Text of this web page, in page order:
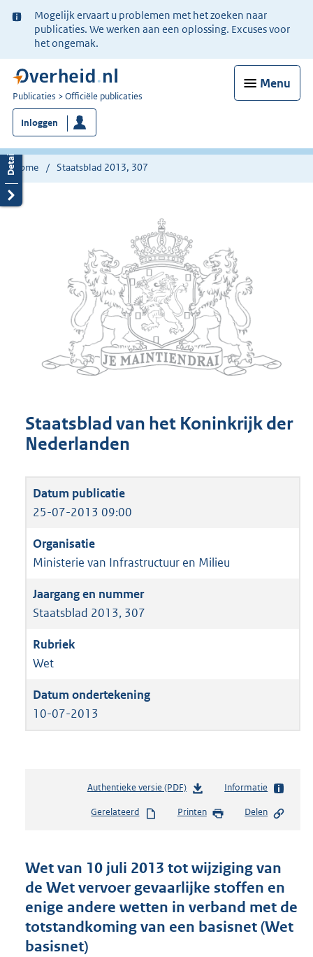
Ter
informatie:
Mogelijk ervaart u problemen met het zoeken naar
publicaties. We werken aan een oplossing. Excuses voor
het ongemak.
Menu
U
bent
nu
hier:
Publicaties Officiële publicaties
Inloggen
Home Staatsblad 2013, 307
Staatsblad van het Koninkrijk der
Nederlanden
25-07-2013 09:00
Ministerie van Infrastructuur en Milieu
Staatsblad 2013, 307
Wet
10-07-2013
Authentieke versie (PDF)b
s
d
s
g
o
Informatie
Gerelateerd Printen Delen
Wet van 10 juli 2013 tot wijziging van
de Wet vervoer gevaarlijke stoffen en
enige andere wetten in verband met de
totstandkoming van een basisnet (Wet
basisnet)